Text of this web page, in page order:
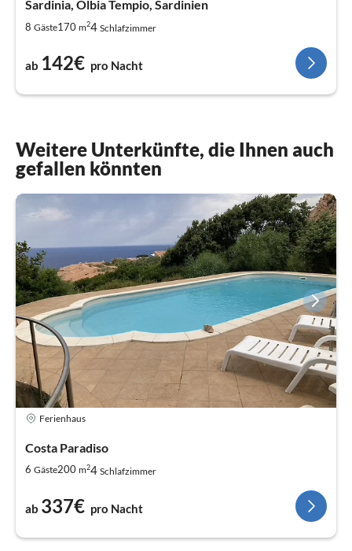
Sardinia, Olbia Tempio, Sardinien
8 Gäste170 m24 Schlafzimmer
ab 142€ pro Nacht
Weitere Unterkünfte, die Ihnen auch
gefallen könnten
Ferienhaus
Costa Paradiso
6 Gäste200 m24 Schlafzimmer
ab 337€ pro Nacht